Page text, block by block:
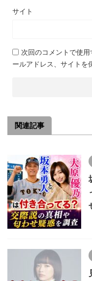
サイト
次回のコメントで使
ールアドレス、サイトを
関連記事